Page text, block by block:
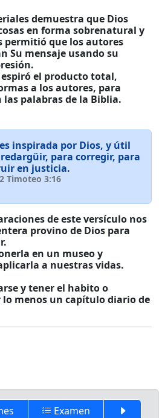
demuestra que Dios
en forma sobrenatural y
permitió que los autores
Su mensaje usando su
el producto total,
a los autores, para
las palabras de la Biblia.
inspirada por Dios, y útil
para corregir, para
en justicia.
2 Timoteo 3:16
de este versículo nos
provino de Dios para
en un museo y
a nuestras vidas.
y tener el habito o
menos un capítulo diario de
Examen